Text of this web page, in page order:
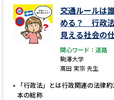
学問検索
夢ナビライブ
交通ルールは
める？ 行政
見える社会の
関心ワード：道路
駒澤大学
髙田 実宗 先生
「行政法」とは行政関連の法律
本の総称